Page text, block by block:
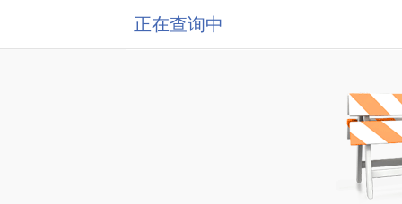
正在查询中